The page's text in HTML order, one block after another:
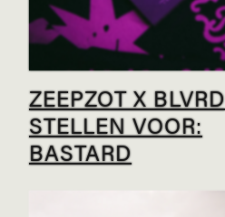
ZEEPZOT X BLVRD
STELLEN VOOR:
BASTARD